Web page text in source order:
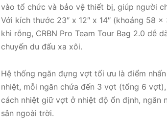
vào tổ chức và bảo vệ thiết bị, giúp người
Với kích thước 23″ x 12″ x 14″ (khoảng 58
khi rỗng, CRBN Pro Team Tour Bag 2.0 dễ
chuyến du đấu xa xôi.
Hệ thống ngăn đựng vợt tối ưu là điểm
nhiệt, mỗi ngăn chứa đến 3 vợt (tổng 6
cách nhiệt giữ vợt ở nhiệt độ ổn định, ngăn
sân ngoài trời.